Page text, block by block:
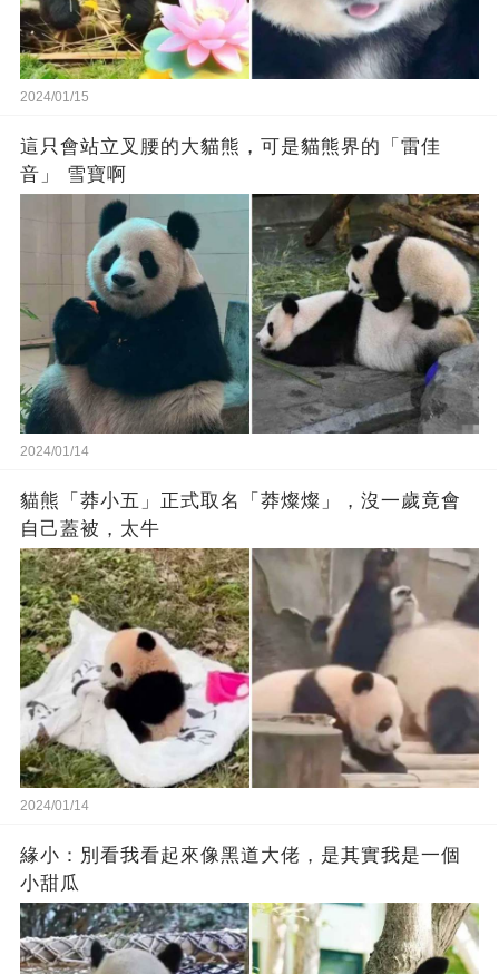
2024/01/15
這只會站立叉腰的大貓熊，可是貓熊界的「雷佳
音」 雪寶啊
2024/01/14
貓熊「莽小五」正式取名「莽燦燦」，沒一歲竟會
自己蓋被，太牛
2024/01/14
緣小：別看我看起來‬像‬黑道‬大佬‬，是其實我是一個
小甜瓜‬